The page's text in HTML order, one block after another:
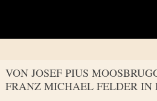
VON JOSEF PIUS
FRANZ MICHAEL FELDER IN